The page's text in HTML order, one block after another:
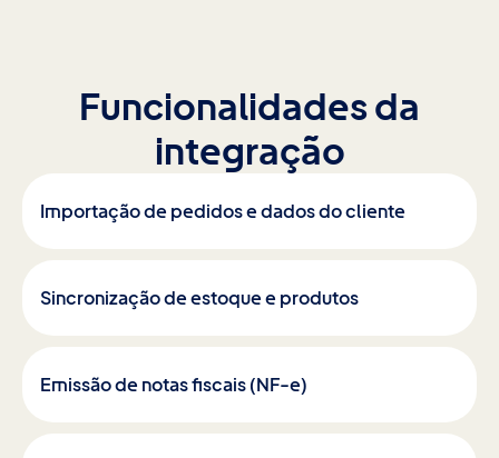
Funcionalidades da
integração
Importação de pedidos e dados do cliente
Sincronização de estoque e produtos
Emissão de notas fiscais (NF-e)